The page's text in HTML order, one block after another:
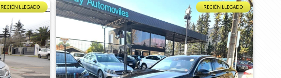
RECIÉN LLEGADO RECIÉN LLEGADO